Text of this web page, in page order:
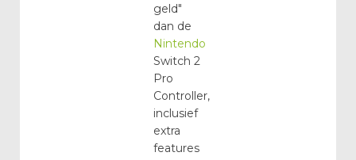
geld"
dan de
Nintendo
Switch 2
Pro
Controller,
inclusief
extra
features